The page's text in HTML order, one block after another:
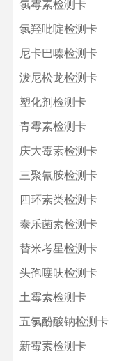
氯霉素检测卡
氯羟吡啶检测卡
尼卡巴嗪检测卡
泼尼松龙检测卡
塑化剂检测卡
青霉素检测卡
庆大霉素检测卡
三聚氰胺检测卡
四环素类检测卡
泰乐菌素检测卡
替米考星检测卡
头孢噻呋检测卡
土霉素检测卡
五氯酚酸钠检测卡
新霉素检测卡